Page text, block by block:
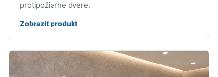
protipožiarne dvere.
Zobraziť produkt